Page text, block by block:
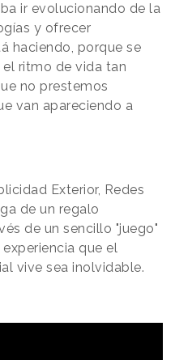
ir evolucionando de la
y ofrecer
haciendo, porque se
ritmo de vida tan
no prestemos
van apareciendo a
Exterior, Redes
de un regalo
de un sencillo "juego"
que el
vive sea inolvidable.